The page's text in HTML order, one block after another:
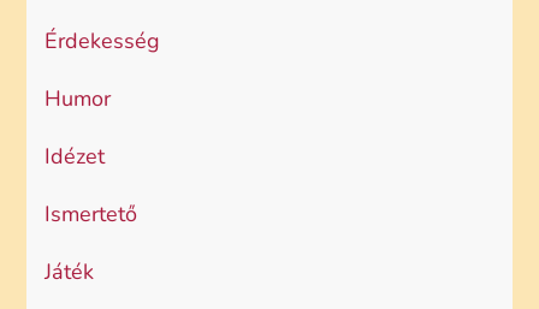
Érdekesség
Humor
Idézet
Ismertető
Játék